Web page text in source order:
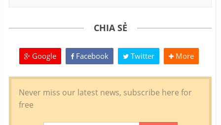
CHIA SẺ
Google Facebook Twitter More